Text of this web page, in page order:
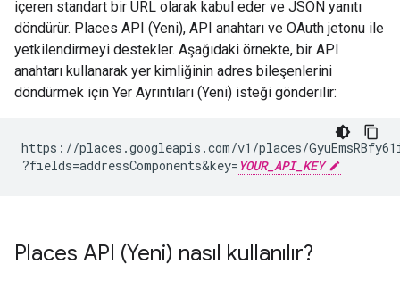
içeren standart bir URL olarak kabul eder ve JSON yanıtı
döndürür. Places API (Yeni), API anahtarı ve OAuth jetonu ile
yetkilendirmeyi destekler. Aşağıdaki örnekte, bir API
anahtarı kullanarak yer kimliğinin adres bileşenlerini
döndürmek için Yer Ayrıntıları (Yeni) isteği gönderilir:
https://places.googleapis.com/v1/places/
?fields=addressComponents&key= YOUR_API_KEY
Places API (Yeni) nasıl kullanılır?